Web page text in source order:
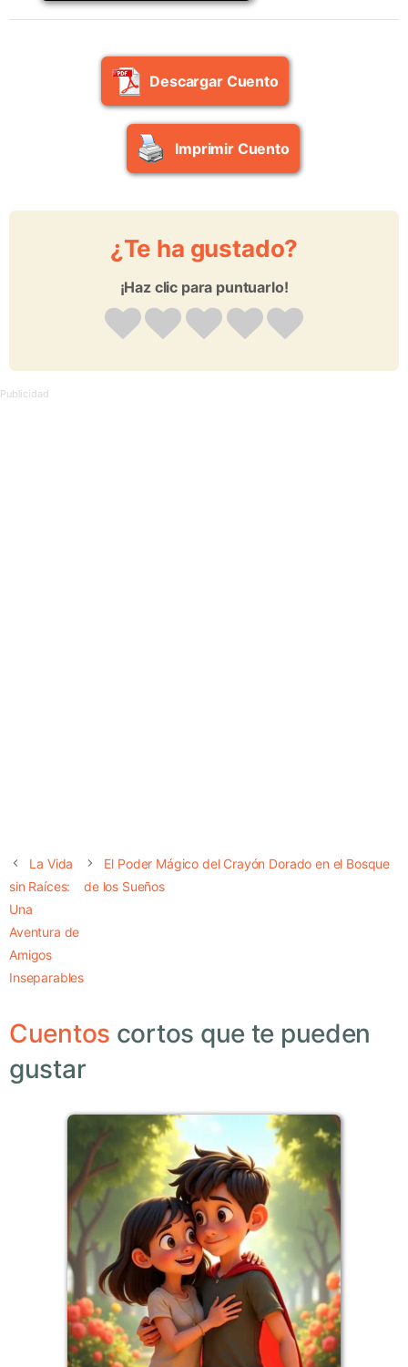
Descargar Cuento
Imprimir Cuento
¿Te ha gustado?
¡Haz clic para puntuarlo!
La Vida
sin Raíces:
Una
Aventura de
Amigos
Inseparables
El Poder Mágico del Crayón Dorado en el Bosque
de los Sueños
Cuentos cortos que te pueden
gustar